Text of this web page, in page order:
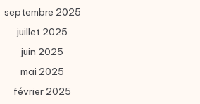
septembre 2025
juillet 2025
juin 2025
mai 2025
février 2025